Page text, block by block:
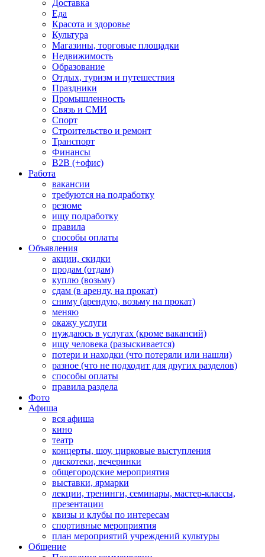
Доставка
Еда
Красота и здоровье
Культура
Магазины, торговые площадки
Недвижимость
Образование
Отдых, туризм и путешествия
Праздники
Промышленность
Связь и СМИ
Спорт
Строительство и ремонт
Транспорт
Финансы
B2B (+офис)
Работа
вакансии
требуются на подработку
резюме
ищу подработку
правила
способы оплаты
Объявления
акции, скидки
продам (отдам)
куплю (возьму)
сдам (в аренду, на прокат)
сниму (арендую, возьму на прокат)
меняю
окажу услуги
нуждаюсь в услугах (кроме вакансий)
ищу человека (разыскивается)
потери и находки (что потеряли или нашли)
разное (что не подходит для других разделов)
способы оплаты
правила раздела
Фото
Афиша
вся афиша
кино
театр
концерты, шоу, цирковые выступления
дискотеки, вечеринки
общегородские мероприятия
выставки, ярмарки
лекции, тренинги, семинары, мастер-классы,
презентации
квизы и клубы по интересам
спортивные мероприятия
план мероприятий учреждений культуры
Общение